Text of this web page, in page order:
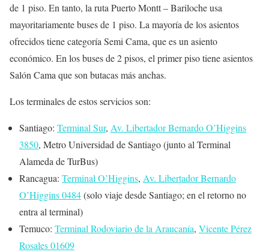
de 1 piso. En tanto, la ruta Puerto Montt – Bariloche usa
mayoritariamente buses de 1 piso. La mayoría de los asientos
ofrecidos tiene categoría Semi Cama, que es un asiento
económico. En los buses de 2 pisos, el primer piso tiene asientos
Salón Cama que son butacas más anchas.
Los terminales de estos servicios son:
Santiago: Terminal Sur, Av. Libertador Bernardo O’Higgins
3850, Metro Universidad de Santiago (junto al Terminal
Alameda de TurBus)
Rancagua: Terminal O’Higgins, Av. Libertador Bernardo
O’Higgins 0484(solo viaje desde Santiago; en el retorno no
entra al terminal)
Temuco: Terminal Rodoviario de la Araucanía, Vicente Pérez
Rosales 01609